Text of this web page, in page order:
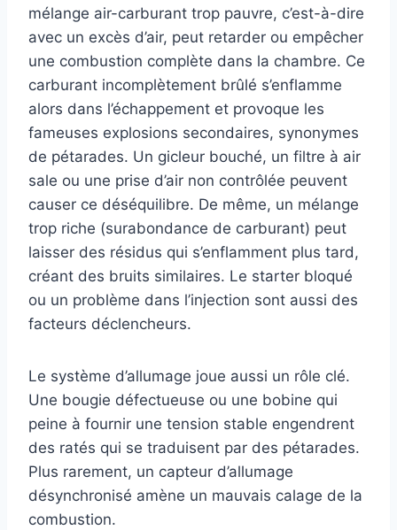
mélange air-carburant trop pauvre, c’est-à-dire
avec un excès d’air, peut retarder ou empêcher
une combustion complète dans la chambre. Ce
carburant incomplètement brûlé s’enflamme
alors dans l’échappement et provoque les
fameuses explosions secondaires, synonymes
de pétarades. Un gicleur bouché, un filtre à air
sale ou une prise d’air non contrôlée peuvent
causer ce déséquilibre. De même, un mélange
trop riche (surabondance de carburant) peut
laisser des résidus qui s’enflamment plus tard,
créant des bruits similaires. Le starter bloqué
ou un problème dans l’injection sont aussi des
facteurs déclencheurs.
Le système d’allumage joue aussi un rôle clé.
Une bougie défectueuse ou une bobine qui
peine à fournir une tension stable engendrent
des ratés qui se traduisent par des pétarades.
Plus rarement, un capteur d’allumage
désynchronisé amène un mauvais calage de la
combustion.